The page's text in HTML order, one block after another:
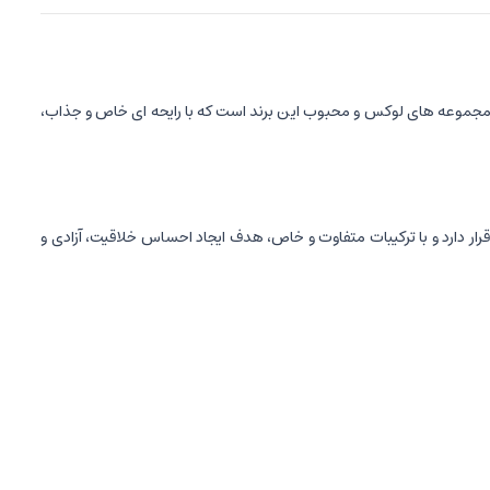
های لوکس و محبوب این برند است که با رایحه ای خاص و جذاب،
برند لویی ویتون قرار دارد و با ترکیبات متفاوت و خاص، هدف ایجاد احساس خلاقیت، آزادی و